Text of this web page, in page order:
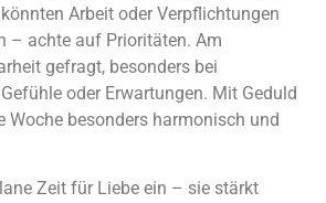
Arbeit oder Verpflichtungen
– achte auf Prioritäten. Am
gefragt, besonders bei
oder Erwartungen. Mit Geduld
Woche besonders harmonisch und
Zeit für Liebe ein – sie stärkt